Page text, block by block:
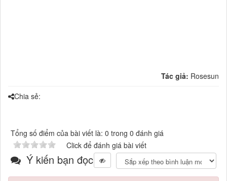
Tác giả: Rosesun
Chia sẻ:
Tổng số điểm của bài viết là: 0 trong 0 đánh giá
Click để đánh giá bài viết
Ý kiến bạn đọc